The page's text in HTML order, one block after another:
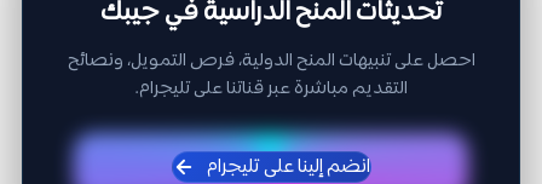
تحديثات المنح الدراسية في جيبك
احصل على تنبيهات المنح الدولية، فرص التمويل، ونصائح
التقديم مباشرة عبر قناتنا على تليجرام.
انضم إلينا على تليجرام